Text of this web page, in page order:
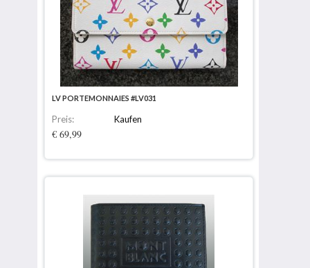
LV PORTEMONNAIES #LV031
Preis:
€ 69,99
Kaufen